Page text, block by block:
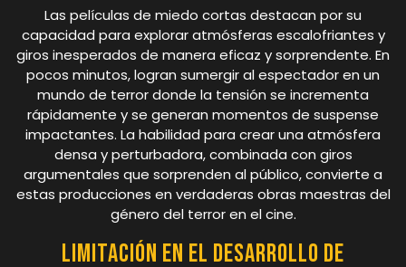
Las películas de miedo cortas destacan por su
capacidad para explorar atmósferas escalofriantes y
giros inesperados de manera eficaz y sorprendente. En
pocos minutos, logran sumergir al espectador en un
mundo de terror donde la tensión se incrementa
rápidamente y se generan momentos de suspense
impactantes. La habilidad para crear una atmósfera
densa y perturbadora, combinada con giros
argumentales que sorprenden al público, convierte a
estas producciones en verdaderas obras maestras del
género del terror en el cine.
Limitación en el desarrollo de